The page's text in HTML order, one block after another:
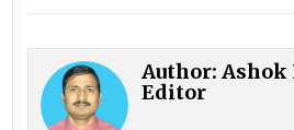
Author:Ashok
Editor